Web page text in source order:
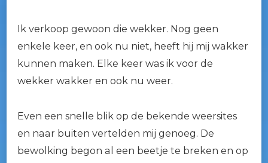
Ik verkoop gewoon die wekker. Nog geen
enkele keer, en ook nu niet, heeft hij mij wakker
kunnen maken. Elke keer was ik voor de
wekker wakker en ook nu weer.
Even een snelle blik op de bekende weersites
en naar buiten vertelden mij genoeg. De
bewolking begon al een beetje te breken en op